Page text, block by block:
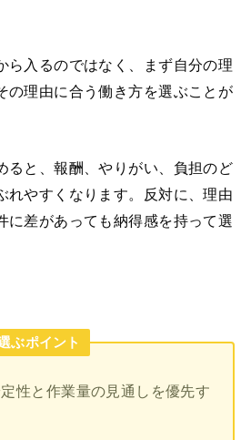
ら入るのではなく、まず自分の理
の理由に合う働き方を選ぶことが
ると、報酬、やりがい、負担のど
れやすくなります。反対に、理由
に差があっても納得感を持って選
ぶポイント
性と作業量の見通しを優先す